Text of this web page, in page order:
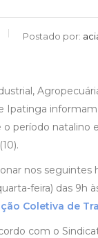
Postado por:
Ipatinga
o período
nos seguintes
feira) das 9h
Coletiva de
com o